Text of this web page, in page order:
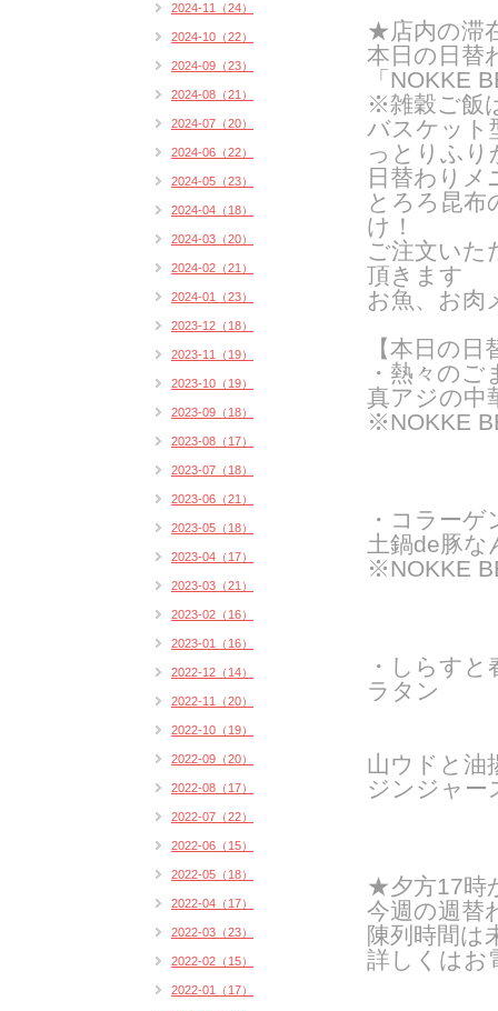
★店内の滞
本日の日替
「NOKKE
※雑穀ご飯
バスケット
っとりふり
日替わりメ
とろろ昆布
け！
ご注文いた
頂きます
お魚、お肉
【本日の
・熱々の
真アジの中
※NOKKE
・コラーゲ
土鍋de豚な
※NOKKE
・しらす
ラタン
山ウドと油
ジンジャー
★夕方17時
今週の週替
陳列時間は
詳しくはお
2024-11（24）
2024-10（22）
2024-09（23）
2024-08（21）
2024-07（20）
2024-06（22）
2024-05（23）
2024-04（18）
2024-03（20）
2024-02（21）
2024-01（23）
2023-12（18）
2023-11（19）
2023-10（19）
2023-09（18）
2023-08（17）
2023-07（18）
2023-06（21）
2023-05（18）
2023-04（17）
2023-03（21）
2023-02（16）
2023-01（16）
2022-12（14）
2022-11（20）
2022-10（19）
2022-09（20）
2022-08（17）
2022-07（22）
2022-06（15）
2022-05（18）
2022-04（17）
2022-03（23）
2022-02（15）
2022-01（17）